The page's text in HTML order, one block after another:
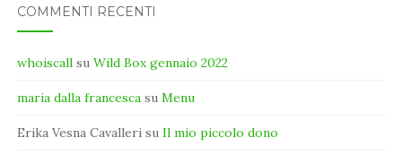
COMMENTI RECENTI
whoiscall suWild Box gennaio 2022
maria dalla francesca suMenu
Erika Vesna Cavalleri suIl mio piccolo dono